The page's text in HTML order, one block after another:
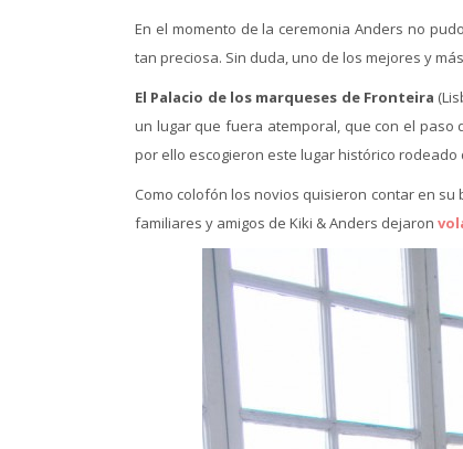
En el momento de la ceremonia Anders no
tan preciosa. Sin duda, uno de los mejores y
El Palacio de los marqueses de Fronteira
un lugar que fuera atemporal, que con el
por ello escogieron este lugar histórico
Como colofón los novios quisieron contar en su
familiares y amigos de Kiki & Anders dejaron